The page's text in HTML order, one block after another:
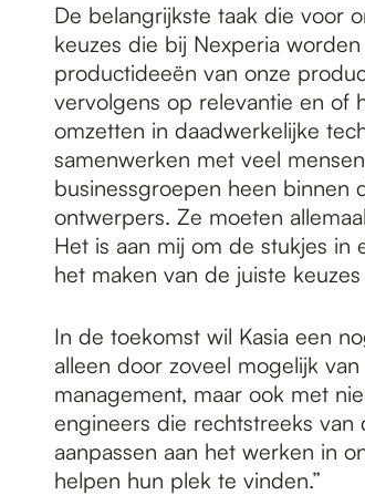
De belangrijkste taak die voor
keuzes die bij Nexperia
productideeën van onze
vervolgens op relevantie en of
omzetten in daadwerkelijke
samenwerken met veel
businessgroepen heen binnen
ontwerpers. Ze moeten
Het is aan mij om de stukjes in
het maken van de juiste keuzes
In de toekomst wil Kasia een
alleen door zoveel mogelijk
management, maar ook met
engineers die rechtstreeks
aanpassen aan het werken in
helpen hun plek te vinden.”